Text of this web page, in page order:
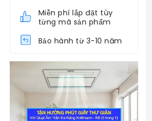
Miễn phí lắp đặt tùy
từng mã sản phẩm
Bảo hành từ 3-10 năm